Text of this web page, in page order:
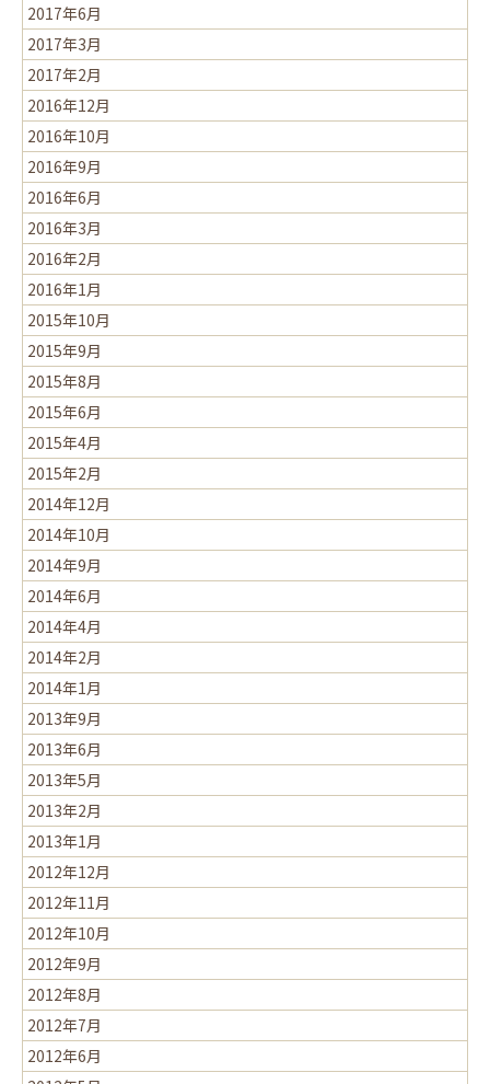
2017年6月
2017年3月
2017年2月
2016年12月
2016年10月
2016年9月
2016年6月
2016年3月
2016年2月
2016年1月
2015年10月
2015年9月
2015年8月
2015年6月
2015年4月
2015年2月
2014年12月
2014年10月
2014年9月
2014年6月
2014年4月
2014年2月
2014年1月
2013年9月
2013年6月
2013年5月
2013年2月
2013年1月
2012年12月
2012年11月
2012年10月
2012年9月
2012年8月
2012年7月
2012年6月